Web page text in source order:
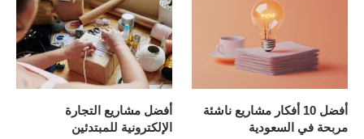
أفضل 10 أفكار مشاريع ناشئة
مربحة في السعودية
أفضل مشاريع التجارة
الإلكترونية للمبتدئين